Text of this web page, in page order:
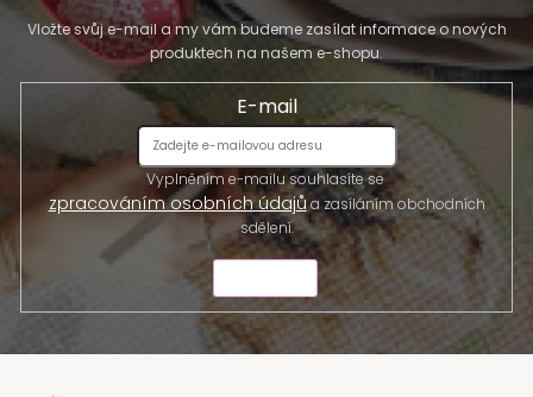
Vložte svůj e-mail a my vám budeme zasílat informace o nových
produktech na našem e-shopu.
E-mail
Vyplněním e-mailu souhlasíte se
zpracováním osobních údajůa zasíláním obchodních
sdělení.